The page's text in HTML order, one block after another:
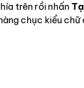
trên rồi nhấn
chục kiểu chữ